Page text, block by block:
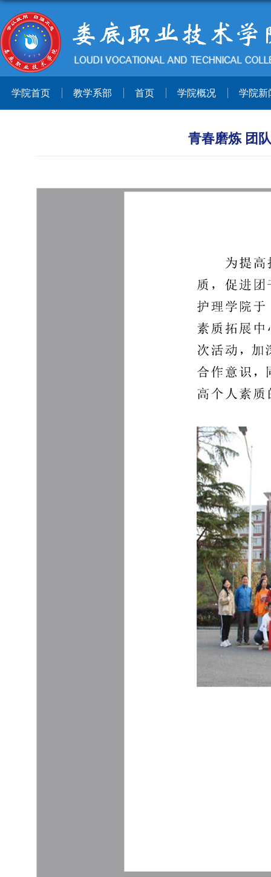
学院首页 教学系部 首页 学院概况 学院新
青春磨炼 团